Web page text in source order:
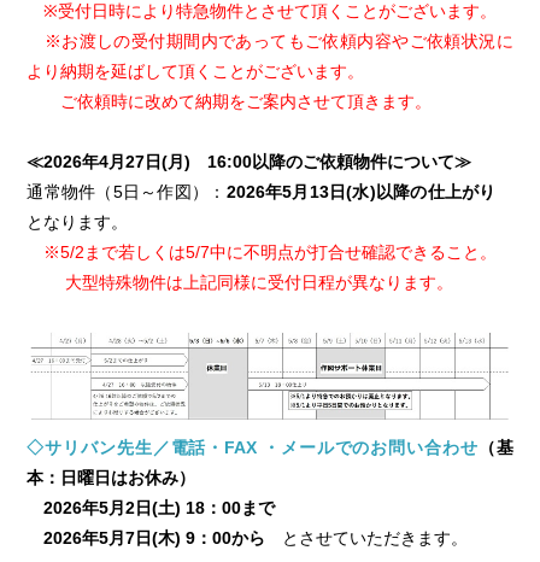
※受付日時により特急物件とさせて頂くことがございます。
※お渡しの受付期間内であってもご依頼内容やご依頼状況に
より納期を延ばして頂くことがございます。
ご依頼時に改めて納期をご案内させて頂きます。
≪2026年4月27日(月) 16:00以降のご依頼物件について≫
通常物件（5日～作図）： 2026年5月13日(水)以降の仕上がり
となります。
※5/2まで若しくは5/7中に不明点が打合せ確認できること。
大型特殊物件は上記同様に受付日程が異なります。
◇サリバン先生／電話・FAX ・メールでのお問い合わせ （基
本：日曜日はお休み）
2026年5月2日(土) 18：00まで
2026年5月7日(木) 9：00から とさせていただきます。